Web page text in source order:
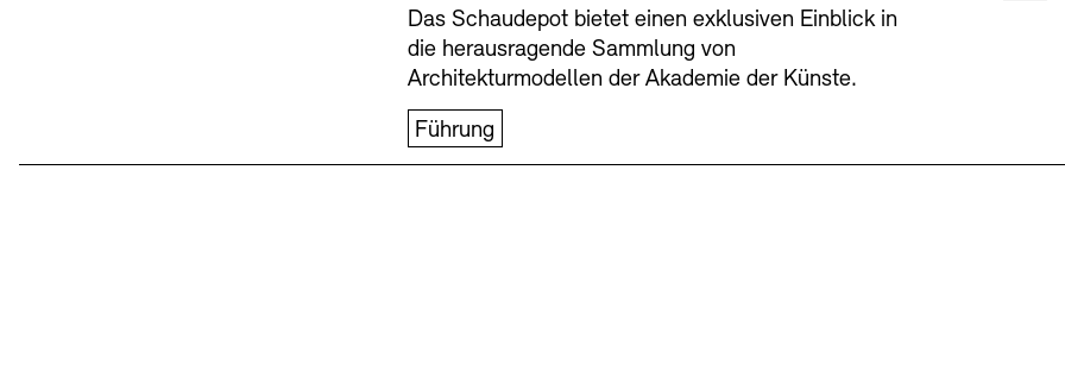
Das Schaudepot bietet einen exklusiven Einblick in
die herausragende Sammlung von
Architekturmodellen der Akademie der Künste.
Führung